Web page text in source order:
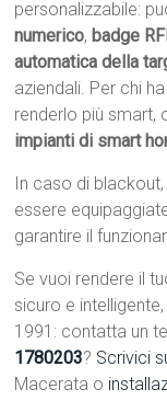
personalizzabile:
numerico, badge
automatica della
aziendali. Per chi
renderlo più smart,
impianti di smart
In caso di
essere
garantire il
Se vuoi rendere il
sicuro e
1991: contatta un
1780203? Scrivici
Macerata o